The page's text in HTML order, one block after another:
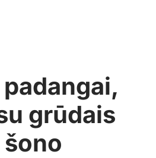
grūdais